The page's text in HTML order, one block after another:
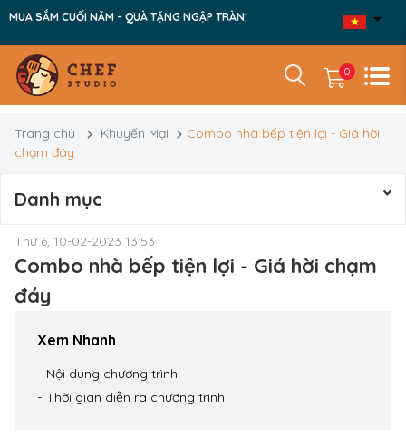
MUA SẮM CUỐI NĂM - QUÀ TẶNG NGẬP TRÀN!
0
Trang chủ Khuyến Mại
Combo nhà bếp tiện lợi - Giá hời
chạm đáy
Danh mục
Thứ 6, 10-02-2023 13:53
Combo nhà bếp tiện lợi - Giá hời chạm
đáy
Xem Nhanh
Nội dung chương trình
Thời gian diễn ra chương trình